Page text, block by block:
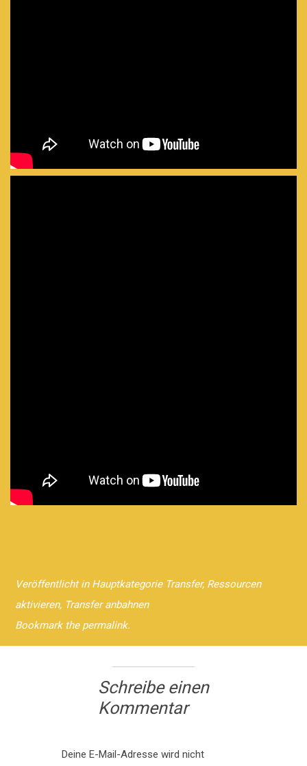
Veröffentlicht in Hauptkategorie Transfer, Ressourcen
aktivieren, Transfer anbahnen
Bookmark the permalink.
Schreibe einen
Kommentar
Deine E-Mail-Adresse wird nicht